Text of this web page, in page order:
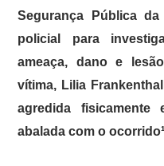
Segurança Pública
policial para
ameaça, dano e
vítima, Lilia
agredida fisicamente
abalada com o